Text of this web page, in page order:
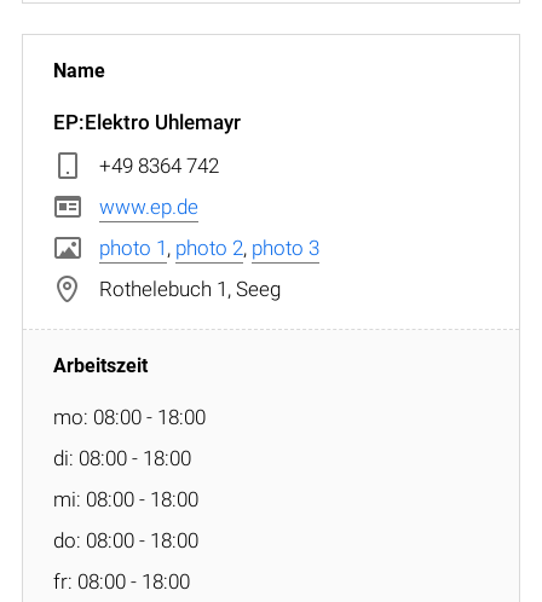
EP:Elektro Uhlemayr
+49 8364 742
www.ep.de
photo 1 , photo 2, photo 3
Rothelebuch 1, Seeg
mo: 08:00 - 18:00
di: 08:00 - 18:00
mi: 08:00 - 18:00
do: 08:00 - 18:00
fr: 08:00 - 18:00